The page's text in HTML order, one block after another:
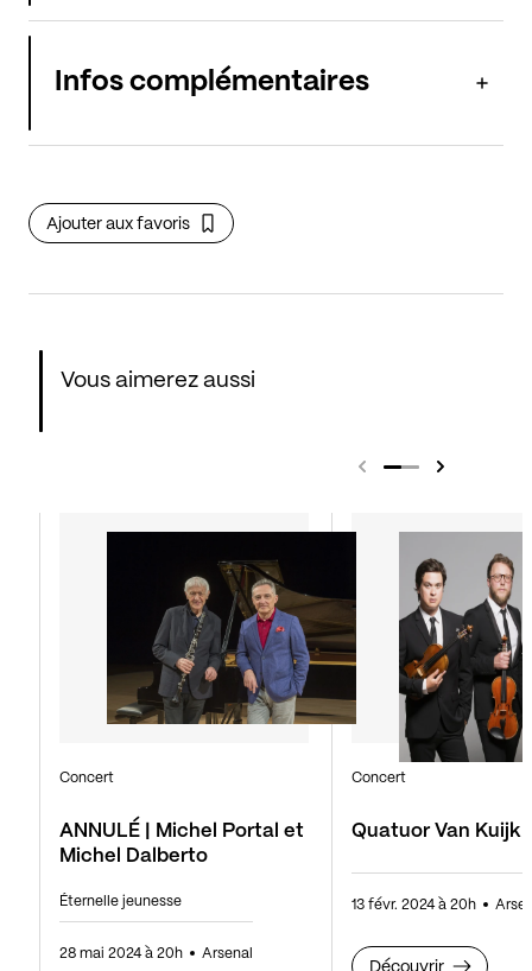
Infos complémentaires
Ajouter aux favoris
Vous aimerez aussi
ANNULÉ | Michel Portal et
Michel Dalberto
Concert
Éternelle jeunesse
28 mai 2024 à 20h Arsenal
Quatuor Van Kuijk
Concert
13 févr. 2024 à 20h